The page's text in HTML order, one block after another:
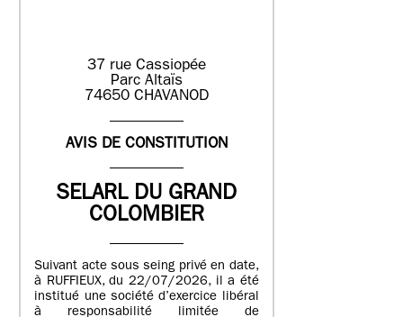
37 rue Cassiopée
Parc Altaïs
74650 CHAVANOD
AVIS DE CONSTITUTION
SELARL DU GRAND
COLOMBIER
Suivant acte sous seing privé en date,
à RUFFIEUX, du 22/07/2026, il a été
institué une société d’exercice libéral
à responsabilité limitée de